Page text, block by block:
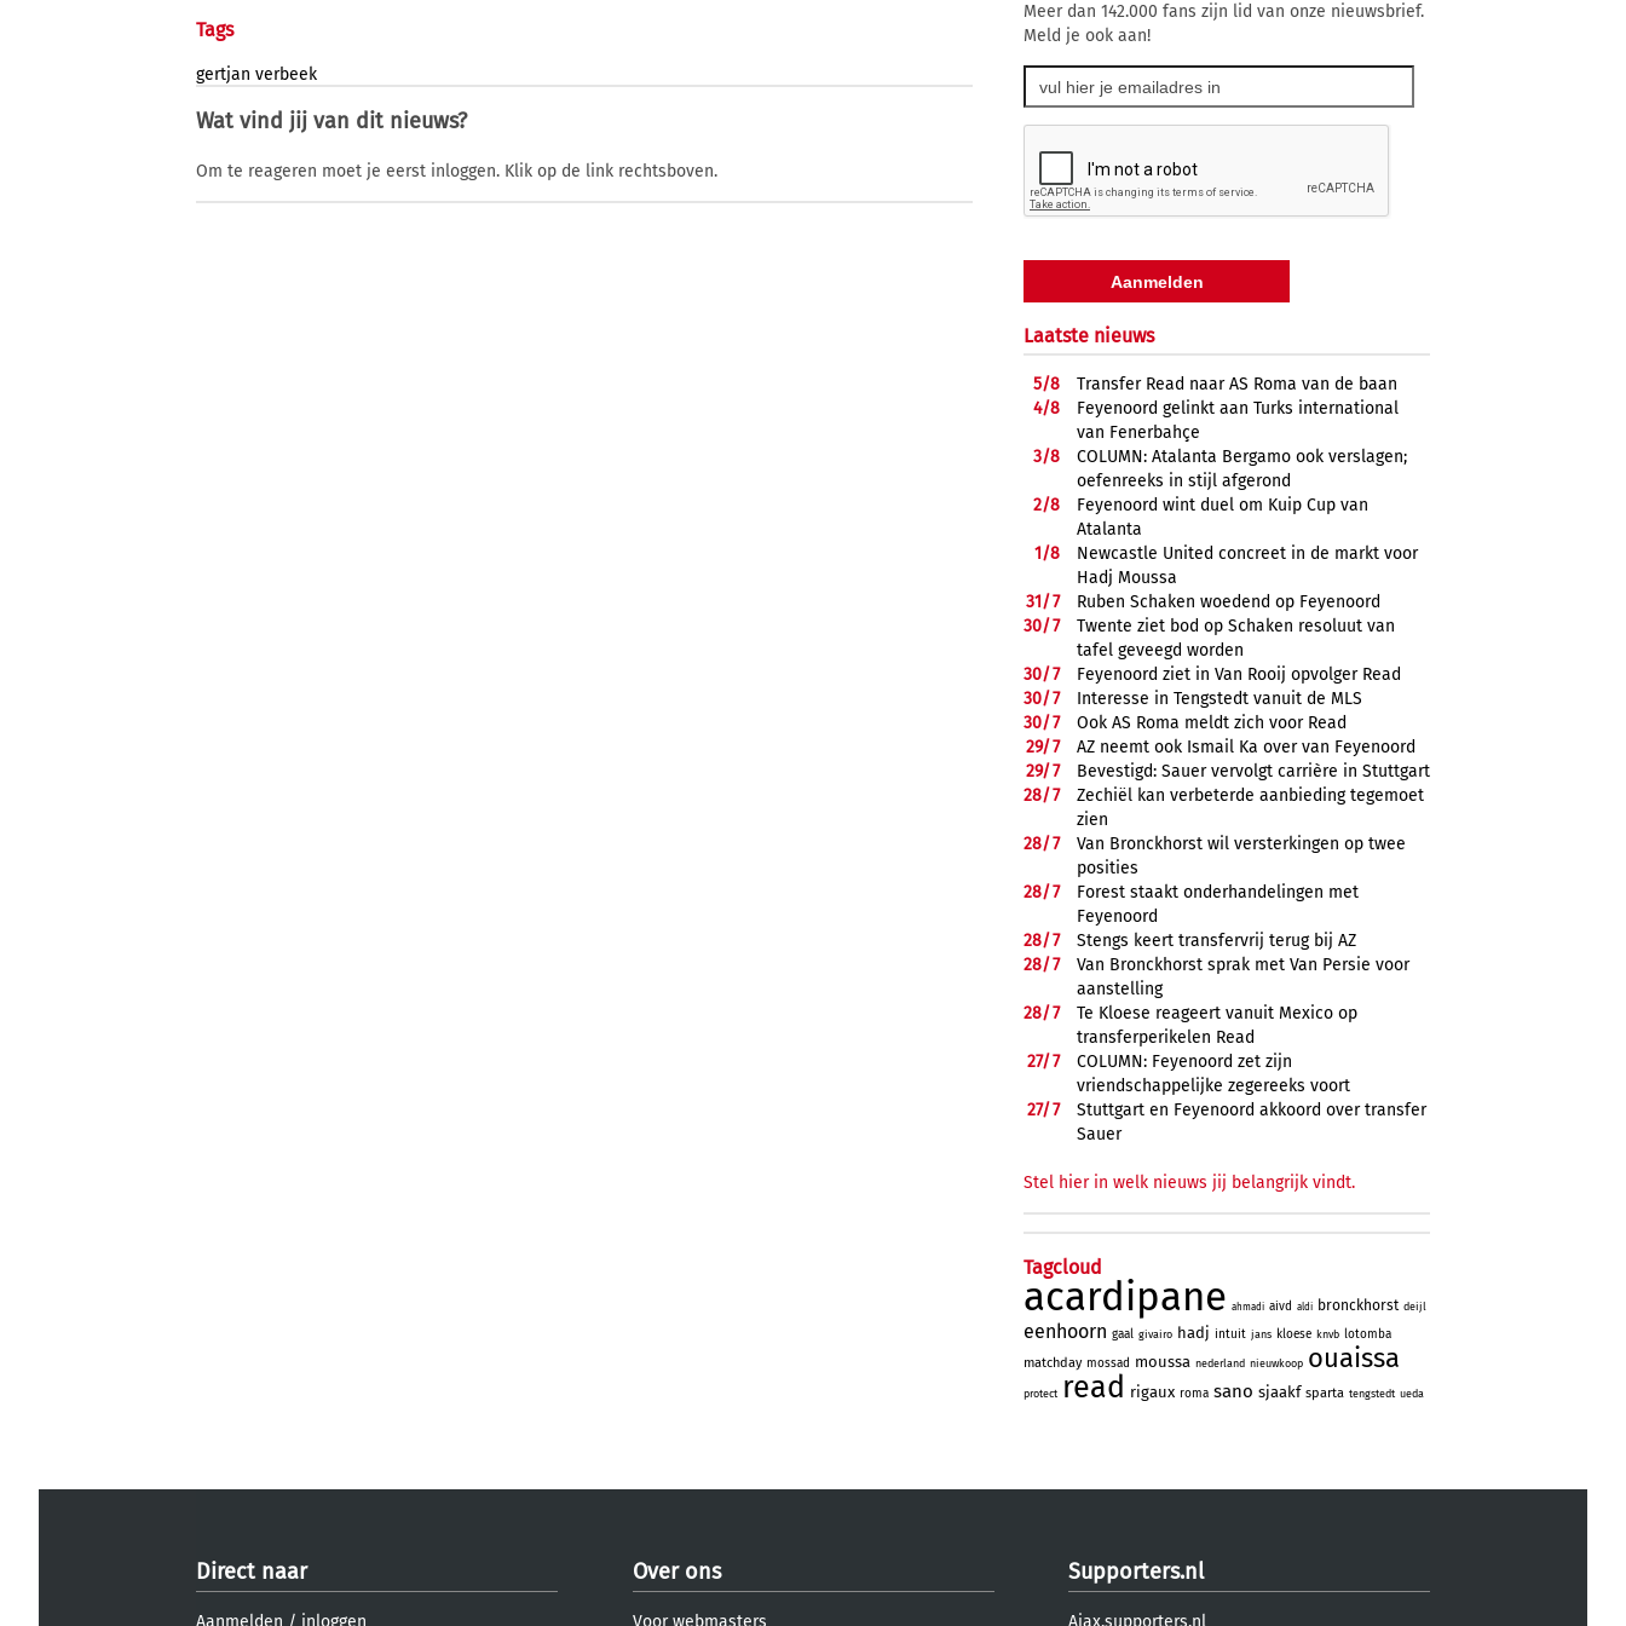
Tags
gertjan verbeek
Wat vind jij van dit nieuws?
Om te reageren moet je eerst inloggen. Klik op de link rechtsboven.
Meer dan 142.000 fans zijn lid van onze nieuwsbrief.
Meld je ook aan!
Laatste nieuws
5/8
Transfer Read naar AS Roma van de baan
4/8
Feyenoord gelinkt aan Turks international
van Fenerbahçe
3/8
COLUMN: Atalanta Bergamo ook verslagen;
oefenreeks in stijl afgerond
2/8
Feyenoord wint duel om Kuip Cup van
Atalanta
1/8
Newcastle United concreet in de markt voor
Hadj Moussa
31/7
Ruben Schaken woedend op Feyenoord
30/7
Twente ziet bod op Schaken resoluut van
tafel geveegd worden
30/7
Feyenoord ziet in Van Rooij opvolger Read
30/7
Interesse in Tengstedt vanuit de MLS
30/7
Ook AS Roma meldt zich voor Read
29/7
AZ neemt ook Ismail Ka over van Feyenoord
29/7
Bevestigd: Sauer vervolgt carrière in Stuttgart
28/7
Zechiël kan verbeterde aanbieding tegemoet
zien
28/7
Van Bronckhorst wil versterkingen op twee
posities
28/7
Forest staakt onderhandelingen met
Feyenoord
28/7
Stengs keert transfervrij terug bij AZ
28/7
Van Bronckhorst sprak met Van Persie voor
aanstelling
28/7
Te Kloese reageert vanuit Mexico op
transferperikelen Read
27/7
COLUMN: Feyenoord zet zijn
vriendschappelijke zegereeks voort
27/7
Stuttgart en Feyenoord akkoord over transfer
Sauer
Stel hier in welk nieuws jij belangrijk vindt.
Tagcloud
acardipane ahmadi aivd aldi bronckhorst deijl
eenhoorn gaal givairo hadj intuit jans kloese knvb lotomba
matchday mossad moussa nederland nieuwkoop ouaissa
protect read rigaux roma sano sjaakf sparta tengstedt ueda
Direct naar
Aanmelden / inloggen
Over ons
Voor webmasters
Supporters.nl
Ajax.supporters.nl